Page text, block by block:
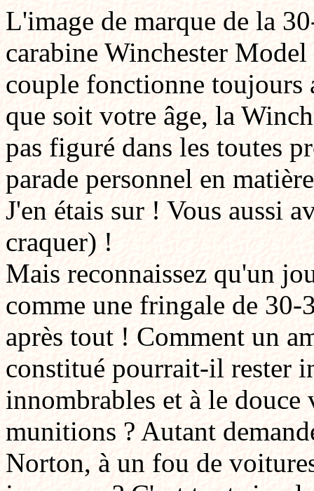
L'image de marque de la
carabine Winchester
couple fonctionne toujours
que soit votre âge, la
pas figuré dans les toutes
parade personnel en
J'en étais sur ! Vous aussi
craquer) !
Mais reconnaissez qu'un
comme une fringale de 30-
après tout ! Comment un
constitué pourrait-il rester
innombrables et à le douce
munitions ? Autant
Norton, à un fou de